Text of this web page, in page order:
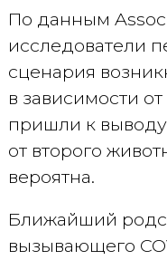
По данным
исследователи
сценария
в зависимости
пришли к
от второго
вероятна.
Ближайший
вызывающего